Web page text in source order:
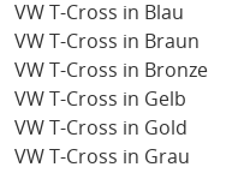
VW T-Cross in Blau
VW T-Cross in Braun
VW T-Cross in Bronze
VW T-Cross in Gelb
VW T-Cross in Gold
VW T-Cross in Grau